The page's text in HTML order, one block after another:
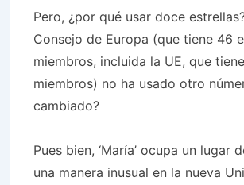
Pero, ¿por qué usar doce
Consejo de Europa (que tiene 46
miembros, incluida la UE, que
miembros) no ha usado otro
cambiado?
Pues bien, ‘María’ ocupa un lugar
una manera inusual en la nueva